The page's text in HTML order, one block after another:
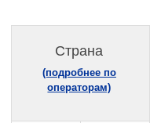
Страна
(подробнее по
операторам)